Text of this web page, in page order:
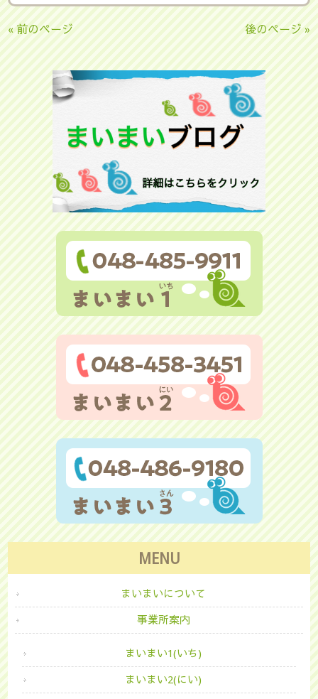
« 前のページ 後のページ »
MENU
まいまいについて
事業所案内
まいまい1(いち)
まいまい2(にい)